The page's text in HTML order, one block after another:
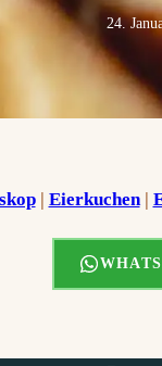
24.
| Eierkuchen |